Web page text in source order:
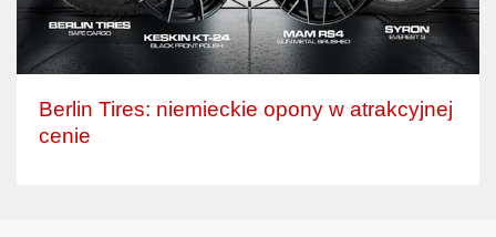
Berlin Tires: niemieckie opony w atrakcyjnej
cenie